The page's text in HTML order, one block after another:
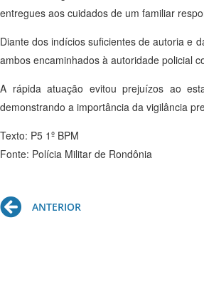
entregues aos cuidados de um familiar
Diante dos indícios suficientes de autoria e
ambos encaminhados à autoridade policial
A rápida atuação evitou prejuízos ao
demonstrando a importância da vigilância
Texto: P5 1º BPM
Fonte: Polícia Militar de Rondônia
Prev
ANTERIOR